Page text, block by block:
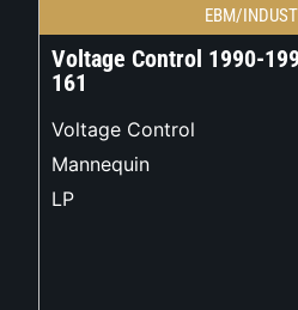
EBM/
Voltage Control 1990-
161
Voltage Control
Mannequin
LP